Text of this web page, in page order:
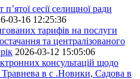
сесії селищної ради
03-16 12:25:36
тарифів на послуги
та централізованого
2026-03-12 15:05:06
консультацій щодо
в с .Новики, Садова в